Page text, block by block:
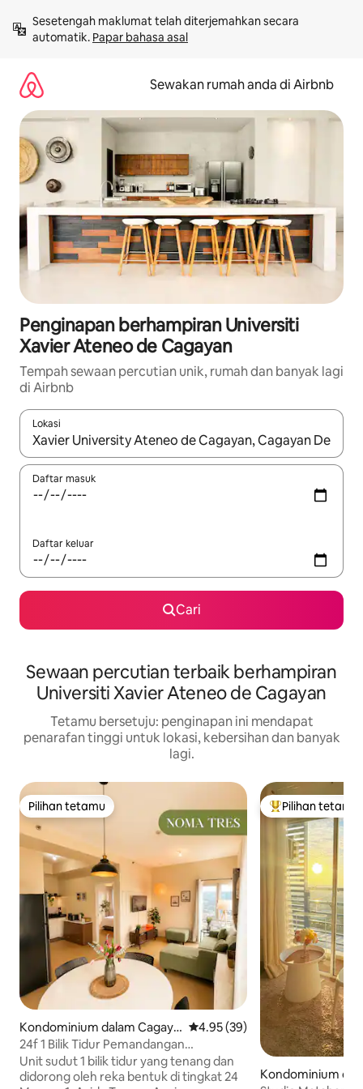
kandungan
Sesetengah maklumat telah diterjemahkan secara
automatik. Papar bahasa asal
Sewakan rumah anda di Airbnb
Penginapan berhampiran Universiti
Xavier Ateneo de Cagayan
Tempah sewaan percutian unik, rumah dan banyak lagi
di Airbnb
Lokasi
Apabila hasil tersedia, navigasi dengan kekunci anak panah
Daftar masuk
Daftar keluar
Cari
Sewaan percutian terbaik berhampiran
Universiti Xavier Ateneo de Cagayan
Tetamu bersetuju: penginapan ini mendapat
penarafan tinggi untuk lokasi, kebersihan dan banyak
lagi.
Pilihan tetamu
Pilihan tetamu
Kondominium dalam Cagaya
n de Oro
Penarafan purata 4.95
4.95 (39)
24f 1 Bilik Tidur Pemandangan
Bandar+Laut|AvidaTowers NOMA CDO 3
Unit sudut 1 bilik tidur yang tenang dan
didorong oleh reka bentuk di tingkat 24
Pilihan utama
Pilihan tetamu
Kondominium